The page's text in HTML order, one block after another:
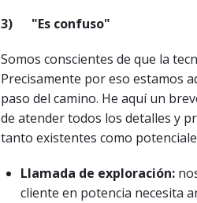
3) "Es confuso"
Somos conscientes de que la
Precisamente por eso estamos
paso del camino. He aquí un
de atender todos los detalles y
tanto existentes como
Llamada de exploración:
cliente en potencia necesita